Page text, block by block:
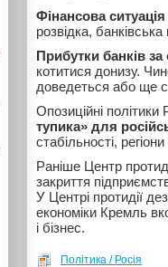
Фінансова ситуація
розвідка,
Прибутки банків за
котитися донизу.
доведеться або ще
Опозиційні
тупика» для
стабільності,
Раніше Центр
закриття
У Центрі протидії
економіки Кремль
і бізнес.
Політика / Росія